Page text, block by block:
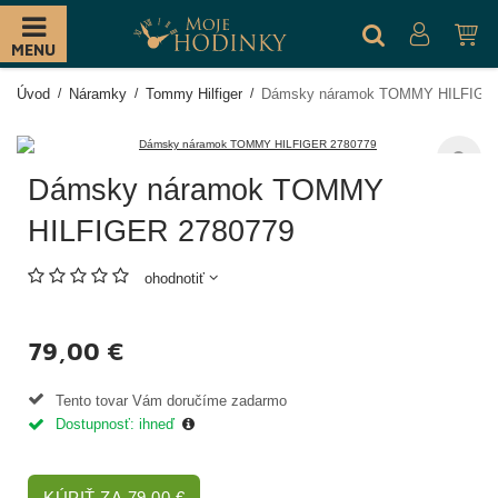
MENU
Úvod Náramky Tommy Hilfiger Dámsky náramok TOMMY
Dámsky náramok TOMMY
HILFIGER 2780779
ohodnotiť
79,00 €
Tento tovar Vám doručíme zadarmo
Dostupnosť: ihneď